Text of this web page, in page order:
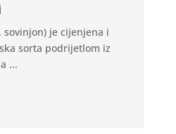
je cijenjena i
sorta podrijetlom iz
...